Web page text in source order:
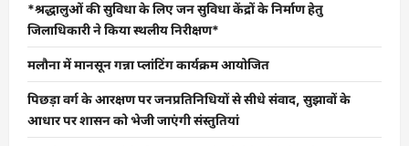
*श्रद्धालुओं की सुविधा के लिए जन सुविधा केंद्रों के निर्माण हेतु
जिलाधिकारी ने किया स्थलीय निरीक्षण*
मलौना में मानसून गन्ना प्लांटिंग कार्यक्रम आयोजित
पिछड़ा वर्ग के आरक्षण पर जनप्रतिनिधियों से सीधे संवाद, सुझावों के
आधार पर शासन को भेजी जाएंगी संस्तुतियां